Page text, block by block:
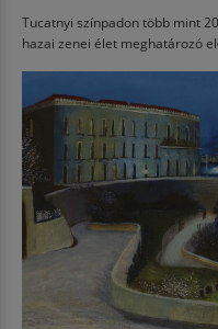
Tucatnyi színpadon több mint
hazai zenei élet meghatározó